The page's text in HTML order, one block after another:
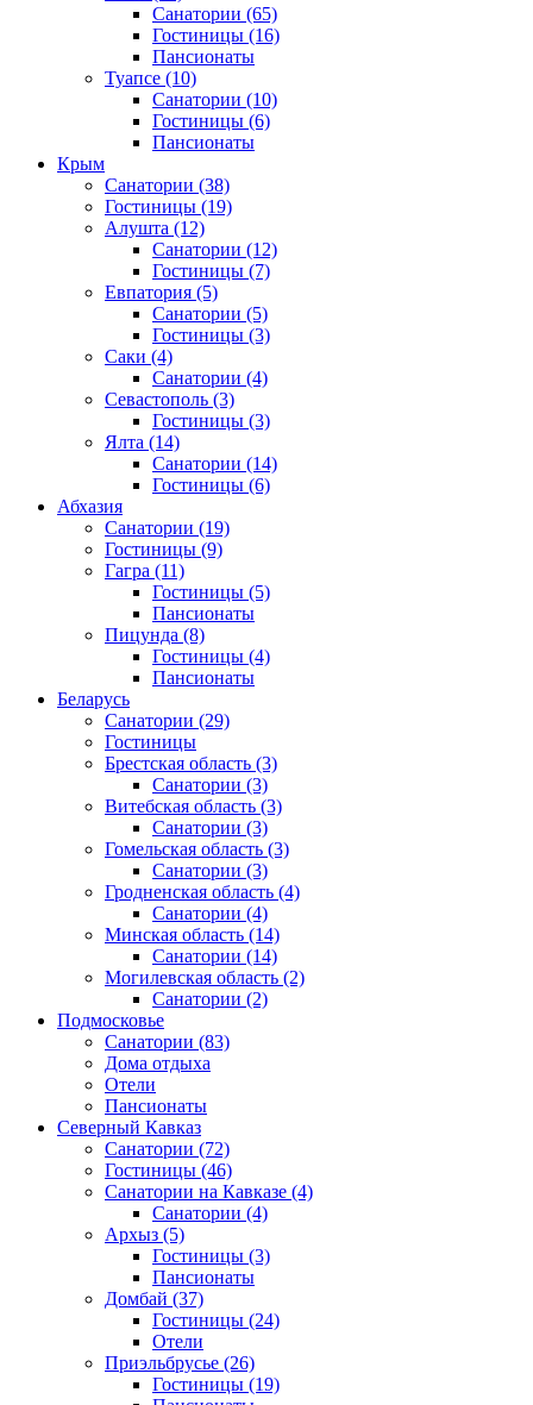
Санатории (65)
Гостиницы (16)
Пансионаты
Туапсе (10)
Санатории (10)
Гостиницы (6)
Пансионаты
Крым
Санатории (38)
Гостиницы (19)
Алушта (12)
Санатории (12)
Гостиницы (7)
Евпатория (5)
Санатории (5)
Гостиницы (3)
Саки (4)
Санатории (4)
Севастополь (3)
Гостиницы (3)
Ялта (14)
Санатории (14)
Гостиницы (6)
Абхазия
Санатории (19)
Гостиницы (9)
Гагра (11)
Гостиницы (5)
Пансионаты
Пицунда (8)
Гостиницы (4)
Пансионаты
Беларусь
Санатории (29)
Гостиницы
Брестская область (3)
Санатории (3)
Витебская область (3)
Санатории (3)
Гомельская область (3)
Санатории (3)
Гродненская область (4)
Санатории (4)
Минская область (14)
Санатории (14)
Могилевская область (2)
Санатории (2)
Подмосковье
Санатории (83)
Дома отдыха
Отели
Пансионаты
Северный Кавказ
Санатории (72)
Гостиницы (46)
Санатории на Кавказе (4)
Санатории (4)
Архыз (5)
Гостиницы (3)
Пансионаты
Домбай (37)
Гостиницы (24)
Отели
Приэльбрусье (26)
Гостиницы (19)